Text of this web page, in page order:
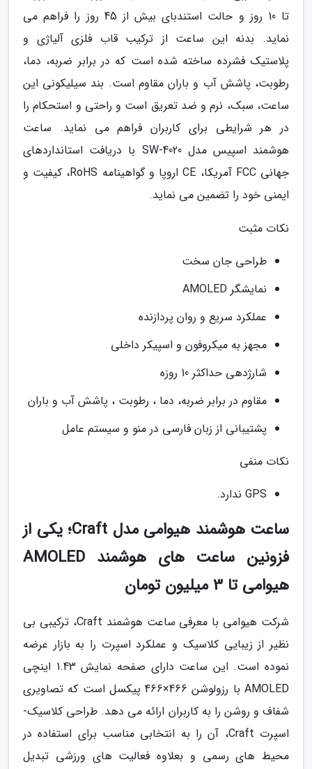
تا 10 روز و حالت استندبای بیش از 45 روز را فراهم می
نماید. بدنه این ساعت از ترکیب قاب فلزی آلیاژی و
پلاستیک فشرده ساخته شده است که در برابر ضربه، دما،
رطوبت، پاشش آب و باران مقاوم است. بند سیلیکونی این
ساعت، سبک، نرم و ضد تعریق است و راحتی و استحکام را
در هر شرایطی برای کاربران فراهم می نماید. ساعت
هوشمند اسپیس مدل SW-4020 با دریافت استانداردهای
جهانی FCC آمریکا، CE اروپا و گواهینامه RoHS، کیفیت و
ایمنی خود را تضمین می نماید.
نکات مثبت
طراحی جان سخت
نمایشگر AMOLED
عملکرد سریع و روان پردازنده
مجهز به میکروفون و اسپیکر داخلی
شارژدهی حداکثر 10 روزه
مقاوم در برابر ضربه، دما ، رطوبت ، پاشش آب و باران
پشتیبانی از زبان فارسی در منو و سیستم عامل
نکات منفی
GPS ندارد.
ساعت هوشمند هیوامی مدل Craft؛ یکی از
فزونین ساعت های هوشمند AMOLED
هیوامی تا 3 میلیون تومان
شرکت هیوامی با معرفی ساعت هوشمند Craft، ترکیبی بی
نظیر از زیبایی کلاسیک و عملکرد اسپرت را به بازار عرضه
نموده است. این ساعت دارای صفحه نمایش 1.43 اینچی
AMOLED با رزولوشن 466×466 پیکسل است که تصاویری
شفاف و روشن را به کاربران ارائه می دهد. طراحی کلاسیک-
اسپرت Craft، آن را به انتخابی مناسب برای استفاده در
محیط های رسمی و بعلاوه فعالیت های ورزشی تبدیل